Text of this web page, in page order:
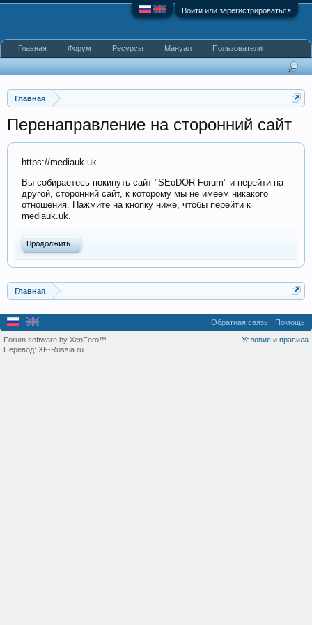
Войти или зарегистрироваться
Главная
Перенаправление на сторонний сайт
https://mediauk.uk
Вы собираетесь покинуть сайт "SEoDOR Forum" и перейти на
другой, сторонний сайт, к которому мы не имеем никакого
отношения. Нажмите на кнопку ниже, чтобы перейти к
mediauk.uk.
Продолжить...
Главная
Главная Форум Ресурсы Мануал Пользователи
Обратная связь Помощь
Условия и правила
Forum software by XenForo™
Перевод: XF-Russia.ru